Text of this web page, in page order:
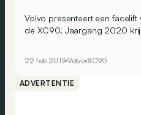
Volvo presenteert een facelift
de XC90. Jaargang 2020
22 feb 2019 Volvo XC90
ADVERTENTIE